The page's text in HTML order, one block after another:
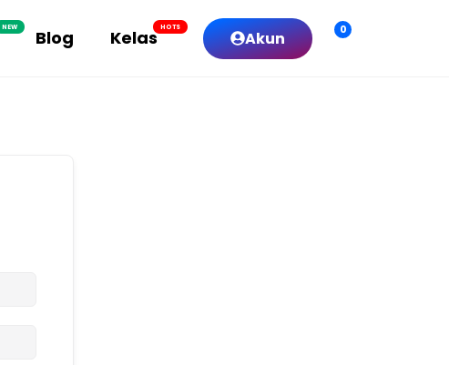
NEW Blog Kelas HOTS
Akun 0